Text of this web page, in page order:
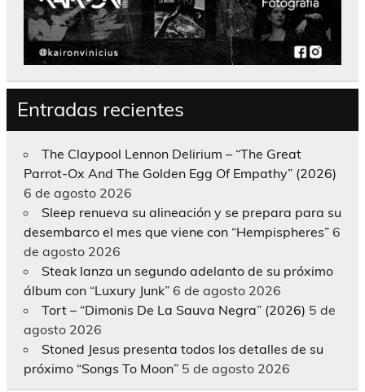
Entradas recientes
The Claypool Lennon Delirium – “The Great
Parrot-Ox And The Golden Egg Of Empathy” (2026)
6 de agosto 2026
Sleep renueva su alineación y se prepara para su
desembarco el mes que viene con “Hempispheres” 6
de agosto 2026
Steak lanza un segundo adelanto de su próximo
álbum con “Luxury Junk” 6 de agosto 2026
Tort – “Dimonis De La Sauva Negra” (2026) 5 de
agosto 2026
Stoned Jesus presenta todos los detalles de su
próximo “Songs To Moon” 5 de agosto 2026